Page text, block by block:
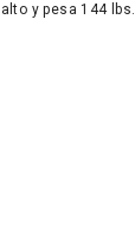
y pesa 144 lbs.